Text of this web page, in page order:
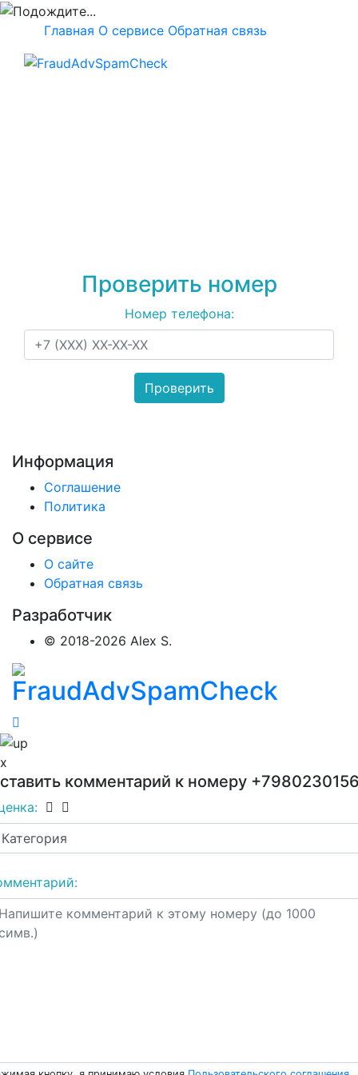
Главная О сервисе Обратная связь
Проверить номер
Номер телефона:
Информация
Соглашение
Политика
О сервисе
О сайте
Обратная связь
Разработчик
© 2018-2026 Alex S.
x
комментарий к номеру